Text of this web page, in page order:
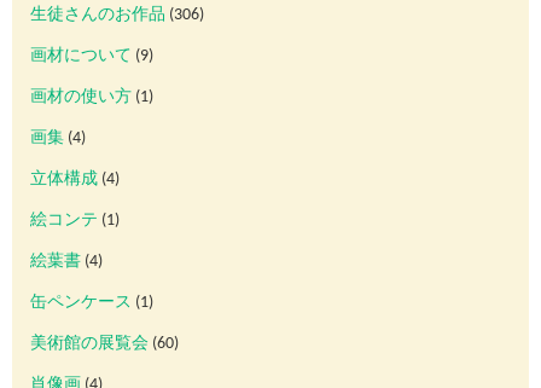
生徒さんのお作品 (306)
画材について (9)
画材の使い方 (1)
画集 (4)
立体構成 (4)
絵コンテ (1)
絵葉書 (4)
缶ペンケース (1)
美術館の展覧会 (60)